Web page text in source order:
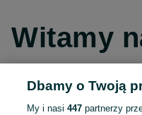
Witamy
Dbamy o Twoją
My i nasi447 partnerzy